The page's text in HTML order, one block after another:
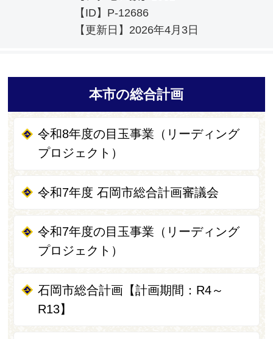
【ID】 P-12686
【更新日】 2026年4月3日
本市の総合計画
令和8年度の目玉事業（リーディング
プロジェクト）
令和7年度 石岡市総合計画審議会
令和7年度の目玉事業（リーディング
プロジェクト）
石岡市総合計画【計画期間：R4～
R13】